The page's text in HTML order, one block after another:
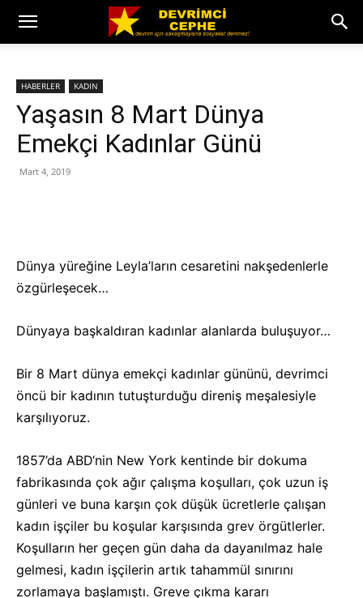
HABERLER KADIN
Yaşasın 8 Mart Dünya
Emekçi Kadınlar Günü
Mart 4, 2019
Dünya yüreğine Leyla’ların cesaretini nakşedenlerle
özgürleşecek…
Dünyaya başkaldıran kadınlar alanlarda buluşuyor…
Bir 8 Mart dünya emekçi kadınlar gününü, devrimci
öncü bir kadının tutuşturduğu direniş meşalesiyle
karşılıyoruz.
1857’da ABD‘nin New York kentinde bir dokuma
fabrikasında çok ağır çalışma koşulları, çok uzun iş
günleri ve buna karşın çok düşük ücretlerle çalışan
kadın işçiler bu koşular karşısında grev örgütlerler.
Koşulların her geçen gün daha da dayanılmaz hale
gelmesi, kadın işçilerin artık tahammül sınırını
zorlamaya başlamıştı. Greve çıkma kararı